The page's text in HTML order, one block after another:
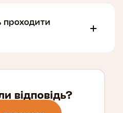
проходити
відповідь?